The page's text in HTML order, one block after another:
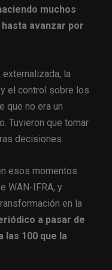
muchos
avanzar por
la
el control sobre los
que no era un
Tuvieron que tomar
decisiones.
esos momentos
WAN-IFRA, y
en la
a pasar de
las 100 que la